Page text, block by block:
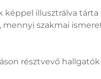
képpel illusztrálva
mennyi szakmai
résztvevő